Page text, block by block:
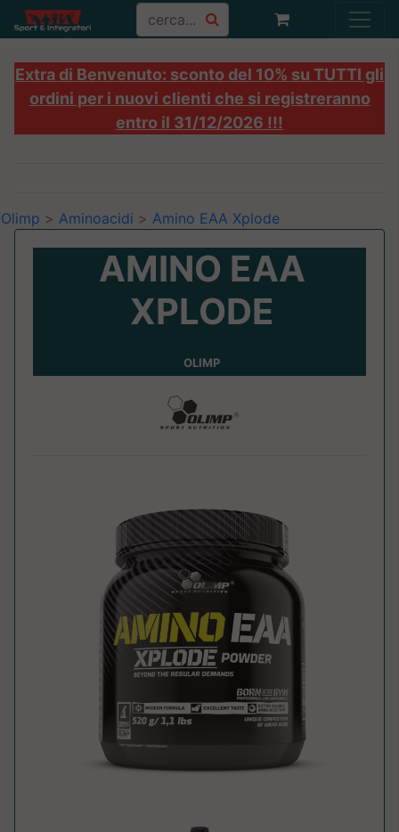
Extra di Benvenuto: sconto del 10% su TUTTI gli
ordini per i nuovi clienti che si registreranno
entro il 31/12/2026 !!!
Olimp > Aminoacidi > Amino EAA Xplode
AMINO EAA
XPLODE
OLIMP